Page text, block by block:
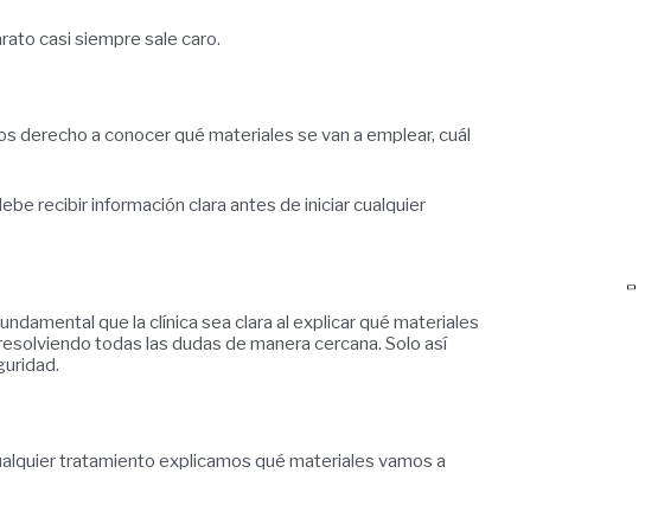
casi siempre sale caro.
a conocer qué materiales se van a emplear, cuál
recibir información clara antes de iniciar cualquier
que la clínica sea clara al explicar qué materiales
todas las dudas de manera cercana. Solo así
tratamiento explicamos qué materiales vamos a